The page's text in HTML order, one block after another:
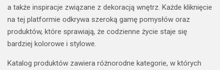
a także inspiracje związane z dekoracją wnętrz. Każde kliknięcie
na tej platformie odkrywa szeroką gamę pomysłów oraz
produktów, które sprawiają, że codzienne życie staje się
bardziej kolorowe i stylowe.
Katalog produktów zawiera różnorodne kategorie, w których